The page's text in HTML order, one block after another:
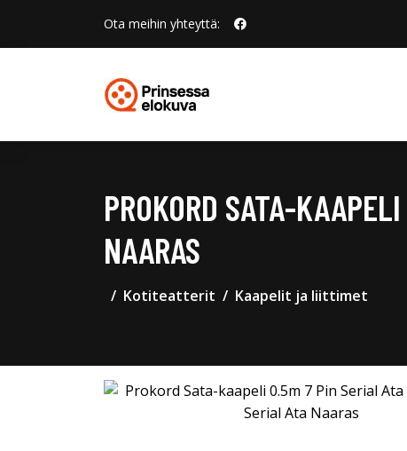
Ota meihin yhteyttä:
PROKORD SATA-
NAARAS
Kotiteatterit Kaapelit ja liittimet